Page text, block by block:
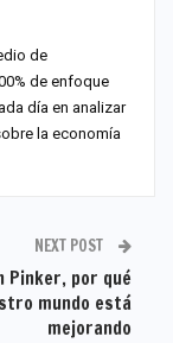
de
de enfoque
día en analizar
la economía
NEXT POST
Pinker, por qué
mundo está
mejorando